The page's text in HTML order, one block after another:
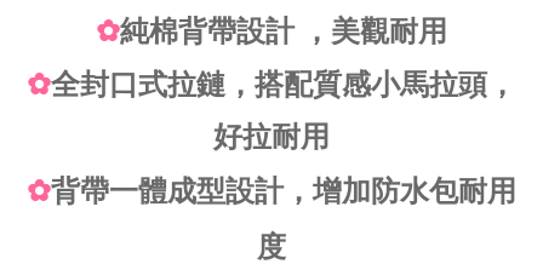
✿純棉背帶設計 ，美觀耐用
✿全封口式拉鏈，搭配質感小馬拉頭，
好拉耐用
✿背帶一體成型設計，增加防水包耐用
度